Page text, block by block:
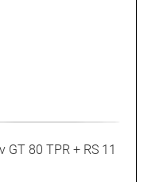
80 TPR + RS 11